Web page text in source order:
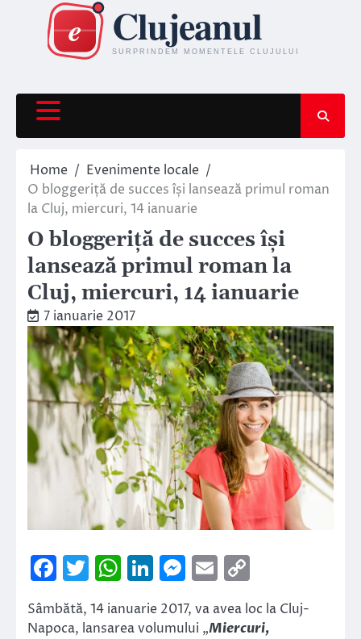
content
Home
Evenimente locale
O bloggeriță de succes își lansează primul roman
la Cluj, miercuri, 14 ianuarie
O bloggeriță de succes își
lansează primul roman la
Cluj, miercuri, 14 ianuarie
7 ianuarie 2017
Facebook
Twitter
WhatsApp
LinkedIn
Messenger
Email
Link
Sâmbătă, 14 ianuarie 2017, va avea loc la Cluj-
Napoca, lansarea volumului „Miercuri,